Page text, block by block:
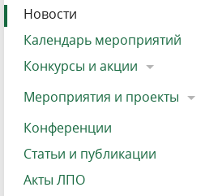
Новости
Календарь мероприятий
Конкурсы и акции
Мероприятия и проекты
Конференции
Статьи и публикации
Акты ЛПО